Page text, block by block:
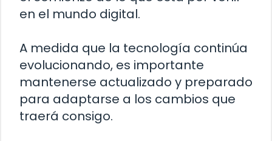
en el mundo digital.
A medida que la tecnología continúa
evolucionando, es importante
mantenerse actualizado y preparado
para adaptarse a los cambios que
traerá consigo.